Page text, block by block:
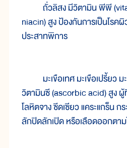
ถั่วลิสง มีวิตามิน พีพี
niacin) สูง ป้องกันการเป็นโรค
ประสาทพิการ
มะเขือเทศ มะเขือเปรี้ยว ม
วิตามินซี (ascorbic acid) สูง ผู้
โลหิตจาง ซีดเซียว แคระแกร็น กร
ลักปิดลักเปิด หรือเลือดออกตา